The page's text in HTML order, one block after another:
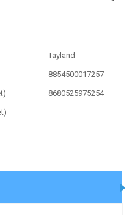
Tayland
8854500017257
8680525975254